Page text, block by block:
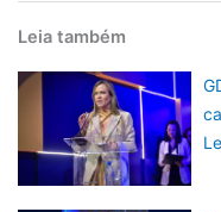
Leia também